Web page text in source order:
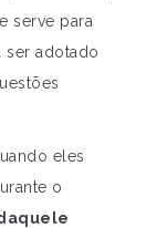
serve para
ser adotado
eles
o